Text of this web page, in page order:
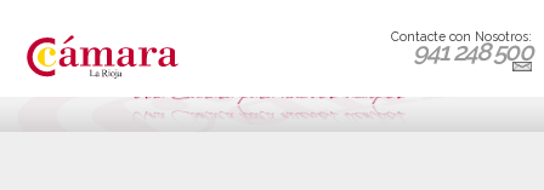
Contacte con Nosotros:
941 248 500